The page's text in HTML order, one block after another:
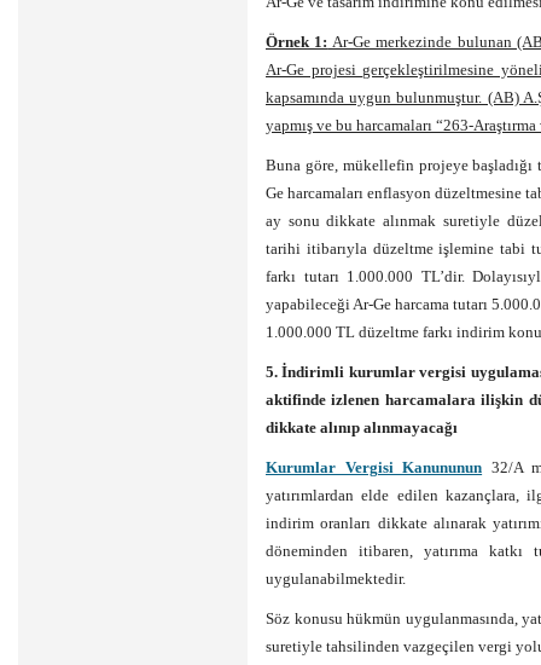
Örnek 1: Ar-Ge merkezinde bulunan
Ar-Ge projesi gerçekleştirilmesine
kapsamında uygun bulunmuştur. (AB)
yapmış ve bu harcamaları “263-
Buna göre, mükellefin projeye
Ge harcamaları enflasyon düzeltmesine
ay sonu dikkate alınmak suretiyle
tarihi itibarıyla düzeltme işlemine tabi
farkı tutarı 1.000.000 TL’dir.
yapabileceği Ar-Ge harcama tutarı
1.000.000 TL düzeltme farkı indirim
5. İndirimli kurumlar vergisi
aktifinde izlenen harcamalara ilişkin
dikkate alınıp alınmayacağı
Kurumlar Vergisi Kanununun 32/A
yatırımlardan elde edilen kazançlara,
indirim oranları dikkate alınarak
döneminden itibaren, yatırıma
uygulanabilmektedir.
Söz konusu hükmün uygulanmasında,
suretiyle tahsilinden vazgeçilen vergi